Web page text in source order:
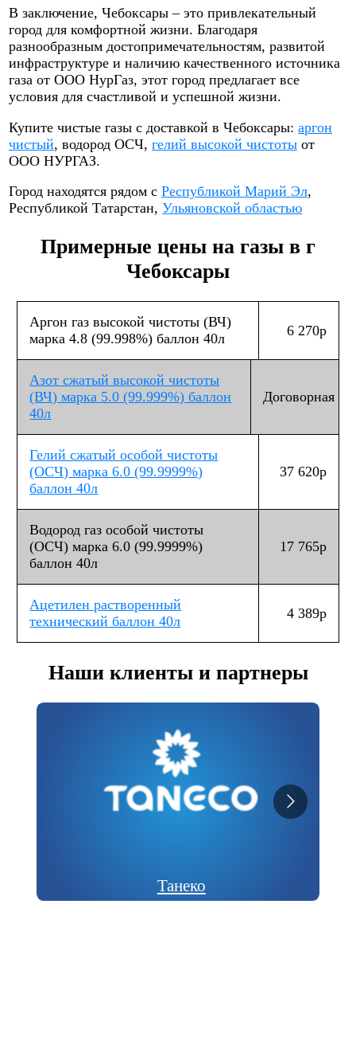
В заключение, Чебоксары – это привлекательный
город для комфортной жизни. Благодаря
разнообразным достопримечательностям, развитой
инфраструктуре и наличию качественного источника
газа от ООО НурГаз, этот город предлагает все
условия для счастливой и успешной жизни.
Купите чистые газы с доставкой в Чебоксары: аргон
чистый, водород ОСЧ, гелий высокой чистоты от
ООО НУРГАЗ.
Город находятся рядом с Республикой Марий Эл,
Республикой Татарстан, Ульяновской областью
Примерные цены на газы в г
Чебоксары
Аргон газ высокой чистоты (ВЧ)
марка 4.8 (99.998%) баллон 40л
6 270р
Азот сжатый высокой чистоты
(ВЧ) марка 5.0 (99.999%) баллон
40л
Договорная
Гелий сжатый особой чистоты
(ОСЧ) марка 6.0 (99.9999%)
баллон 40л
37 620р
Водород газ особой чистоты
(ОСЧ) марка 6.0 (99.9999%)
баллон 40л
17 765р
Ацетилен растворенный
технический баллон 40л
4 389р
Наши клиенты и партнеры
Танеко